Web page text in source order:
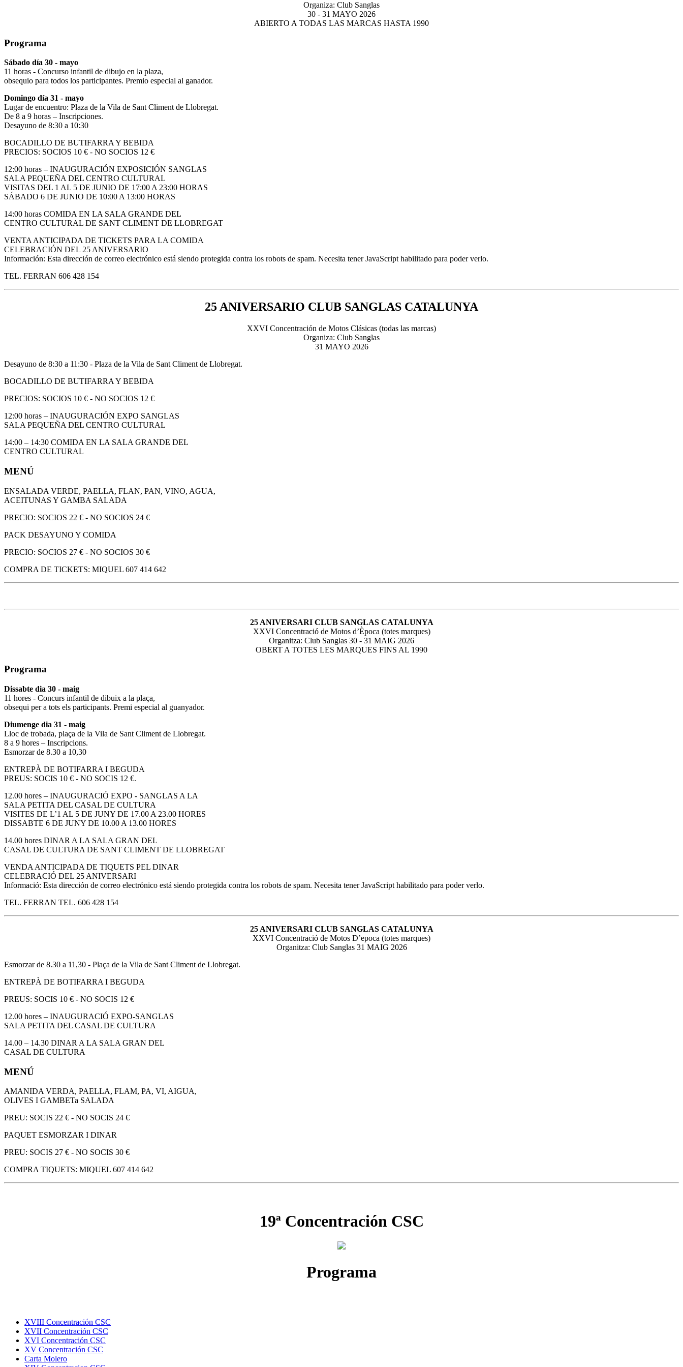
Organiza: Club Sanglas
30 - 31 MAYO 2026
ABIERTO A TODAS LAS MARCAS HASTA 1990
Programa
Sábado día 30 - mayo
11 horas - Concurso infantil de dibujo en la plaza,
obsequio para todos los participantes. Premio especial al ganador.
Domingo día 31 - mayo
Lugar de encuentro: Plaza de la Vila de Sant Climent de Llobregat.
De 8 a 9 horas – Inscripciones.
Desayuno de 8:30 a 10:30
BOCADILLO DE BUTIFARRA Y BEBIDA
PRECIOS: SOCIOS 10 € - NO SOCIOS 12 €
12:00 horas – INAUGURACIÓN EXPOSICIÓN SANGLAS
SALA PEQUEÑA DEL CENTRO CULTURAL
VISITAS DEL 1 AL 5 DE JUNIO DE 17:00 A 23:00 HORAS
SÁBADO 6 DE JUNIO DE 10:00 A 13:00 HORAS
14:00 horas COMIDA EN LA SALA GRANDE DEL
CENTRO CULTURAL DE SANT CLIMENT DE LLOBREGAT
VENTA ANTICIPADA DE TICKETS PARA LA COMIDA
CELEBRACIÓN DEL 25 ANIVERSARIO
Información: Esta dirección de correo electrónico está siendo protegida contra los robots de spam. Necesita tener JavaScript habilitado para poder verlo.
TEL. FERRAN 606 428 154
25 ANIVERSARIO CLUB SANGLAS CATALUNYA
XXVI Concentración de Motos Clásicas (todas las marcas)
Organiza: Club Sanglas
31 MAYO 2026
Desayuno de 8:30 a 11:30 - Plaza de la Vila de Sant Climent de Llobregat.
BOCADILLO DE BUTIFARRA Y BEBIDA
PRECIOS: SOCIOS 10 € - NO SOCIOS 12 €
12:00 horas – INAUGURACIÓN EXPO SANGLAS
SALA PEQUEÑA DEL CENTRO CULTURAL
14:00 – 14:30 COMIDA EN LA SALA GRANDE DEL
CENTRO CULTURAL
MENÚ
ENSALADA VERDE, PAELLA, FLAN, PAN, VINO, AGUA,
ACEITUNAS Y GAMBA SALADA
PRECIO: SOCIOS 22 € - NO SOCIOS 24 €
PACK DESAYUNO Y COMIDA
PRECIO: SOCIOS 27 € - NO SOCIOS 30 €
COMPRA DE TICKETS: MIQUEL 607 414 642
25 ANIVERSARI CLUB SANGLAS CATALUNYA
XXVI Concentració de Motos d’Època (totes marques)
Organitza: Club Sanglas 30 - 31 MAIG 2026
OBERT A TOTES LES MARQUES FINS AL 1990
Programa
Dissabte dia 30 - maig
11 hores - Concurs infantil de dibuix a la plaça,
obsequi per a tots els participants. Premi especial al guanyador.
Diumenge dia 31 - maig
Lloc de trobada, plaça de la Vila de Sant Climent de Llobregat.
8 a 9 hores – Inscripcions.
Esmorzar de 8.30 a 10,30
ENTREPÀ DE BOTIFARRA I BEGUDA
PREUS: SOCIS 10 € - NO SOCIS 12 €.
12.00 hores – INAUGURACIÓ EXPO - SANGLAS A LA
SALA PETITA DEL CASAL DE CULTURA
VISITES DE L’1 AL 5 DE JUNY DE 17.00 A 23.00 HORES
DISSABTE 6 DE JUNY DE 10.00 A 13.00 HORES
14.00 hores DINAR A LA SALA GRAN DEL
CASAL DE CULTURA DE SANT CLIMENT DE LLOBREGAT
VENDA ANTICIPADA DE TIQUETS PEL DINAR
CELEBRACIÓ DEL 25 ANIVERSARI
Informació: Esta dirección de correo electrónico está siendo protegida contra los robots de spam. Necesita tener JavaScript habilitado para poder verlo.
TEL. FERRAN TEL. 606 428 154
25 ANIVERSARI CLUB SANGLAS CATALUNYA
XXVI Concentració de Motos D’epoca (totes marques)
Organitza: Club Sanglas 31 MAIG 2026
Esmorzar de 8.30 a 11,30 - Plaça de la Vila de Sant Climent de Llobregat.
ENTREPÀ DE BOTIFARRA I BEGUDA
PREUS: SOCIS 10 € - NO SOCIS 12 €
12.00 hores – INAUGURACIÓ EXPO-SANGLAS
SALA PETITA DEL CASAL DE CULTURA
14.00 – 14.30 DINAR A LA SALA GRAN DEL
CASAL DE CULTURA
MENÚ
AMANIDA VERDA, PAELLA, FLAM, PA, VI, AIGUA,
OLIVES I GAMBETa SALADA
PREU: SOCIS 22 € - NO SOCIS 24 €
PAQUET ESMORZAR I DINAR
PREU: SOCIS 27 € - NO SOCIS 30 €
COMPRA TIQUETS: MIQUEL 607 414 642
19ª Concentración CSC
Programa
XVIII Concentración CSC
XVII Concentración CSC
XVI Concentración CSC
XV Concentración CSC
Carta Molero